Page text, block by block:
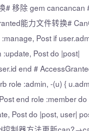
# 移除 gem cancancan
能力文件转换#
Post if
:update, Post do |post|
end #
role :admin, -(u) {
end role :member
Post do |post, user|